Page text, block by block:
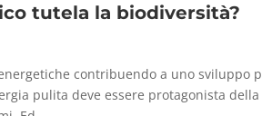
tutela la biodiversità?
contribuendo a uno sviluppo
pulita deve essere protagonista